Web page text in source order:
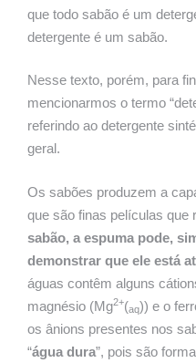
que todo sabão é um
detergente é um sabão.
Nesse texto, porém, para
mencionarmos o termo
referindo ao detergente
geral.
Os sabões produzem a
que são finas películas que
sabão, a espuma pode,
demonstrar que ele está
águas contêm alguns
magnésio (Mg2+(aq)) e o
os ânions presentes nos
“água dura”, pois são